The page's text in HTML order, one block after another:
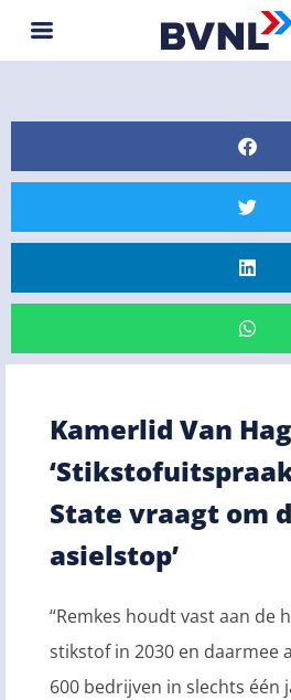
Kamerlid Van
State vraagt om
asielstop’
“Remkes houdt vast aan de
stikstof in 2030 en daarmee
600 bedrijven in slechts één